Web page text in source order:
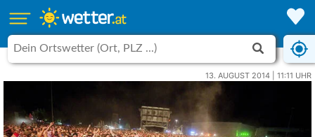
13. AUGUST 2014 | 11:11 UHR